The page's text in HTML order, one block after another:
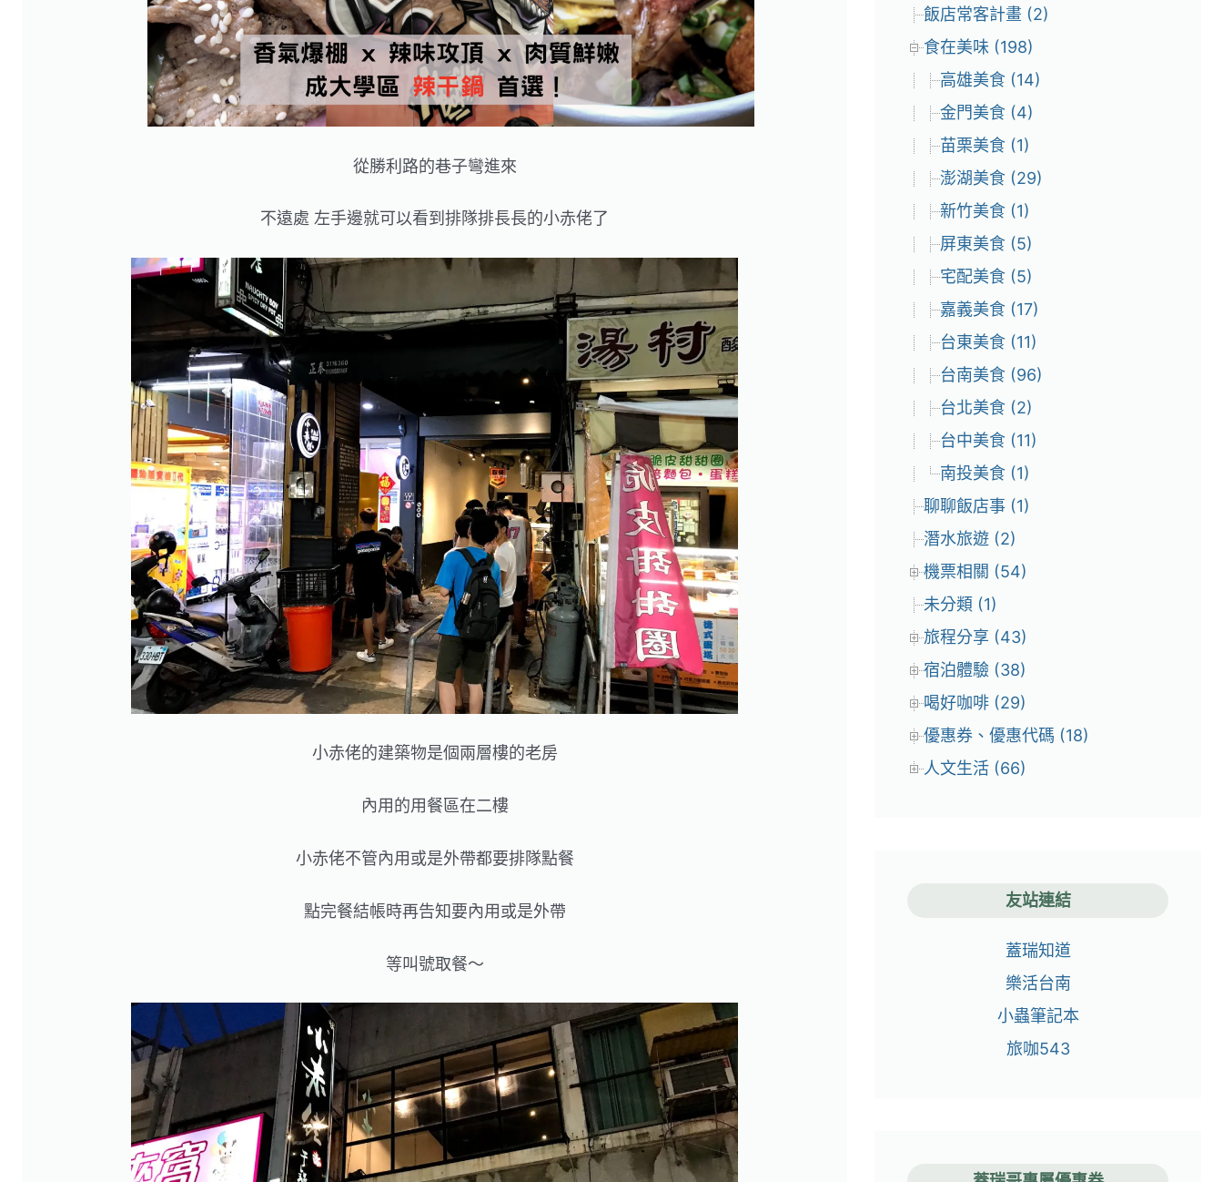
從勝利路的巷子彎進來
不遠處 左手邊就可以看到排隊排長長的小赤佬了
小赤佬的建築物是個兩層樓的老房
內用的用餐區在二樓
小赤佬不管內用或是外帶都要排隊點餐
點完餐結帳時再告知要內用或是外帶
等叫號取餐～
飯店常客計畫 (2)
食在美味 (198)
高雄美食 (14)
金門美食 (4)
苗栗美食 (1)
澎湖美食 (29)
新竹美食 (1)
屏東美食 (5)
宅配美食 (5)
嘉義美食 (17)
台東美食 (11)
台南美食 (96)
台北美食 (2)
台中美食 (11)
南投美食 (1)
聊聊飯店事 (1)
潛水旅遊 (2)
機票相關 (54)
未分類 (1)
旅程分享 (43)
宿泊體驗 (38)
喝好咖啡 (29)
優惠券、優惠代碼 (18)
人文生活 (66)
友站連結
蓋瑞知道
樂活台南
小蟲筆記本
旅咖543